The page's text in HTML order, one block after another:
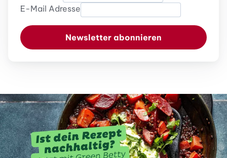
E-Mail Adresse
Newsletter abonnieren